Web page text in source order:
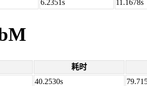
6.2351s 11.1678s
耗时
40.2530s